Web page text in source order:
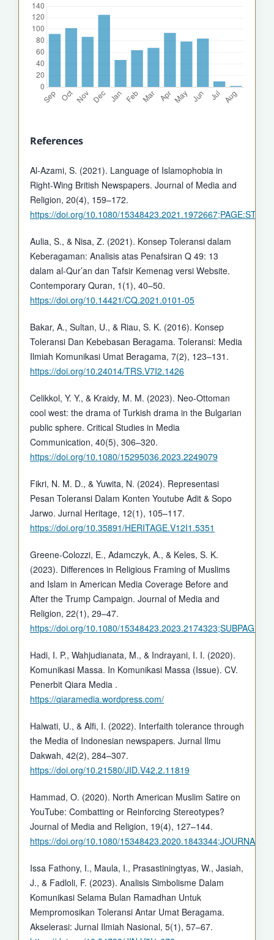
References
Al-Azami, S. (2021). Language of Islamophobia in
Right-Wing British Newspapers. Journal of Media and
Religion, 20(4), 159–172.
https://doi.org/10.1080/
Aulia, S., & Nisa, Z. (2021). Konsep Toleransi dalam
Keberagaman: Analisis atas Penafsiran Q 49: 13
dalam al-Qur’an dan Tafsir Kemenag versi Website.
Contemporary Quran, 1(1), 40–50.
https://doi.org/10.14421/CQ.2021.0101-05
Bakar, A., Sultan, U., & Riau, S. K. (2016). Konsep
Toleransi Dan Kebebasan Beragama. Toleransi: Media
Ilmiah Komunikasi Umat Beragama, 7(2), 123–131.
https://doi.org/10.24014/TRS.V7I2.1426
Celikkol, Y. Y., & Kraidy, M. M. (2023). Neo-Ottoman
cool west: the drama of Turkish drama in the Bulgarian
public sphere. Critical Studies in Media
Communication, 40(5), 306–320.
https://doi.org/10.1080/15295036.2023.2249079
Fikri, N. M. D., & Yuwita, N. (2024). Representasi
Pesan Toleransi Dalam Konten Youtube Adit & Sopo
Jarwo. Jurnal Heritage, 12(1), 105–117.
https://doi.org/10.35891/HERITAGE.V12I1.5351
Greene-Colozzi, E., Adamczyk, A., & Keles, S. K.
(2023). Differences in Religious Framing of Muslims
and Islam in American Media Coverage Before and
After the Trump Campaign. Journal of Media and
Religion, 22(1), 29–47.
https://doi.org/10.1080/
Hadi, I. P., Wahjudianata, M., & Indrayani, I. I. (2020).
Komunikasi Massa. In Komunikasi Massa (Issue). CV.
Penerbit Qiara Media .
https://qiaramedia.wordpress.com/
Halwati, U., & Alfi, I. (2022). Interfaith tolerance through
the Media of Indonesian newspapers. Jurnal Ilmu
Dakwah, 42(2), 284–307.
https://doi.org/10.21580/JID.V42.2.11819
Hammad, O. (2020). North American Muslim Satire on
YouTube: Combatting or Reinforcing Stereotypes?
Journal of Media and Religion, 19(4), 127–144.
https://doi.org/10.1080/
Issa Fathony, I., Maula, I., Prasastiningtyas, W., Jasiah,
J., & Fadloli, F. (2023). Analisis Simbolisme Dalam
Komunikasi Selama Bulan Ramadhan Untuk
Mempromosikan Toleransi Antar Umat Beragama.
Akselerasi: Jurnal Ilmiah Nasional, 5(1), 57–67.